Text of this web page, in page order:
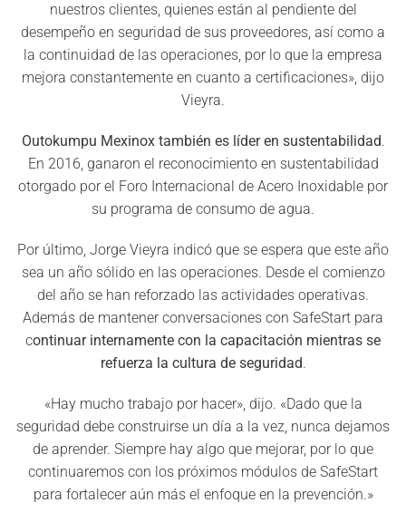
nuestros clientes, quienes están al pendiente del
desempeño en seguridad de sus proveedores, así como a
la continuidad de las operaciones, por lo que la empresa
mejora constantemente en cuanto a certificaciones», dijo
Vieyra.
Outokumpu Mexinox también es líder en sustentabilidad.
En 2016, ganaron el reconocimiento en sustentabilidad
otorgado por el Foro Internacional de Acero Inoxidable por
su programa de consumo de agua.
Por último, Jorge Vieyra indicó que se espera que este año
sea un año sólido en las operaciones. Desde el comienzo
del año se han reforzado las actividades operativas.
Además de mantener conversaciones con SafeStart para
continuar internamente con la capacitación mientras se
refuerza la cultura de seguridad.
«Hay mucho trabajo por hacer», dijo. «Dado que la
seguridad debe construirse un día a la vez, nunca dejamos
de aprender. Siempre hay algo que mejorar, por lo que
continuaremos con los próximos módulos de SafeStart
para fortalecer aún más el enfoque en la prevención.»